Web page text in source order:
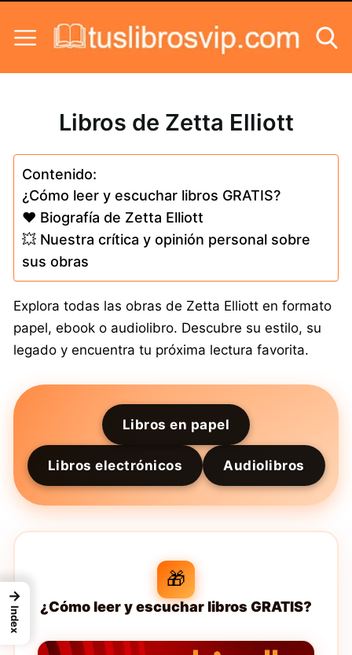
Libros de Zetta Elliott
Contenido:
¿Cómo leer y escuchar libros GRATIS?
❤️ Biografía de Zetta Elliott
💥 Nuestra crítica y opinión personal sobre
sus obras
Explora todas las obras de Zetta Elliott en formato
papel, ebook o audiolibro. Descubre su estilo, su
legado y encuentra tu próxima lectura favorita.
Libros en papel
Libros electrónicos Audiolibros
🎁
¿Cómo leer y escuchar libros GRATIS?
→
Index